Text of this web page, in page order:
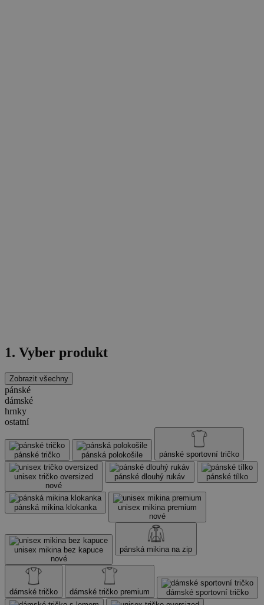
1. Vyber produkt
Zobrazit všechny
pánské
dámské
hrnky
ostatní
pánské tričko pánská polokošile pánské sportovní tričko
unisex tričko oversized
nové
pánské dlouhý rukáv pánské tílko
pánská mikina klokanka
unisex mikina premium
nové
unisex mikina bez kapuce
nové
pánská mikina na zip
dámské tričko dámské tričko premium dámské sportovní tričko